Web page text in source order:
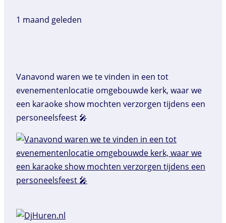
1 maand geleden
Vanavond waren we te vinden in een tot
evenementenlocatie omgebouwde kerk, waar we
een karaoke show mochten verzorgen tijdens een
personeelsfeest 🎤